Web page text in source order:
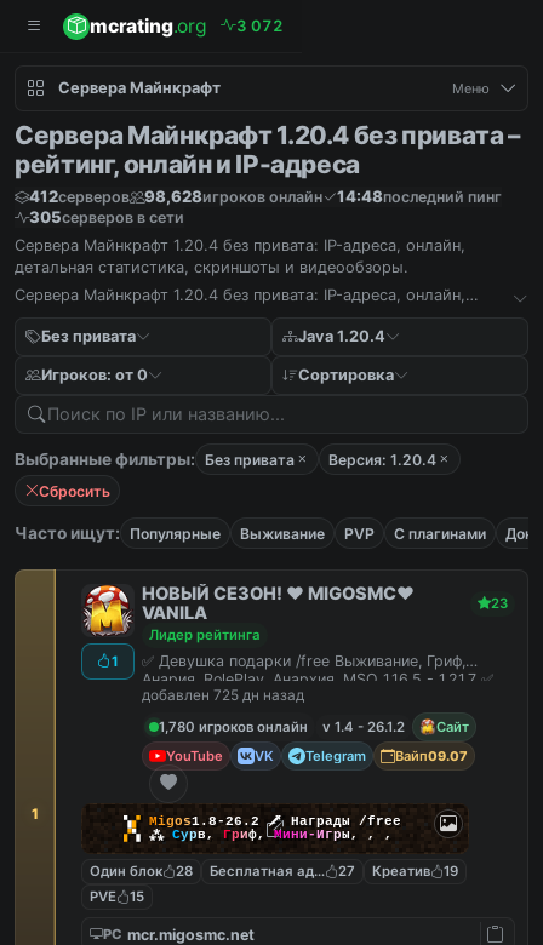
mcrating.org 3 072
Сервера Майнкрафт Меню
Сервера Майнкрафт 1.20.4 без привата –
рейтинг, онлайн и IP-адреса
412серверов 98,628игроков онлайн 14:48последний пинг
305серверов в сети
Сервера Майнкрафт 1.20.4 без привата: IP-адреса, онлайн,
детальная статистика, скриншоты и видеообзоры.
Сервера Майнкрафт 1.20.4 без привата: IP-адреса, онлайн,
Без привата
Java 1.20.4
Игроков: от 0 Сортировка
Выбранные фильтры: Без привата
Версия: 1.20.4
Сбросить
Часто ищут: Популярные Выживание PVP С плагинами
1
1
НОВЫЙ СЕЗОН! ❤️ MIGOSMC❤️
VANILA
23
Лидер рейтинга
✅ Девушка подарки /free Выживание, Гриф,
Анария, RolePlay, Анархия, MSO 1.16.5 - 1.21.7 ✅
добавлен 725 дн назад
1,780 игроков онлайн
v 1.4 - 26.1.2
Сайт
YouTube
VK Telegram Вайп09.07
▚▞ Migos1.8-26.2🗡 Награды /free
▞▚ ⁂ Сурв, Гриф,Мини-Игры, , ,
Один блок 28 Бесплатная админка
27 Креатив
19
PVE
15
PC mcr.migosmc.net